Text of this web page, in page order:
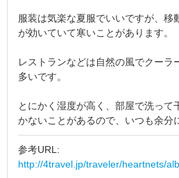
服装は気楽な夏服でいいですが、移
が効いていて寒いことがあります。
レストランなどは自然の風でクーラ
多いです。
とにかく湿度が高く、部屋で洗って
かないことがあるので、いつも余分
参考URL:
http://4travel.jp/traveler/heartnets/